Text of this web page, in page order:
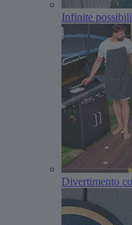
Infinite
Divertimento